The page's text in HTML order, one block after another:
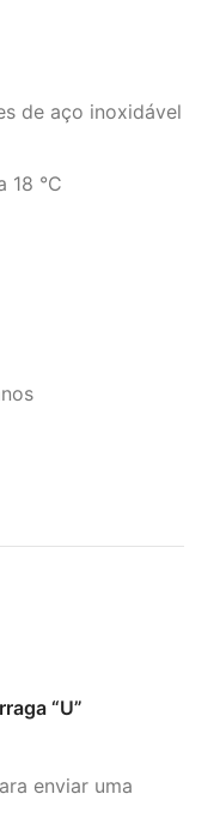
de aço inoxidável
18 °C
“U”
enviar uma